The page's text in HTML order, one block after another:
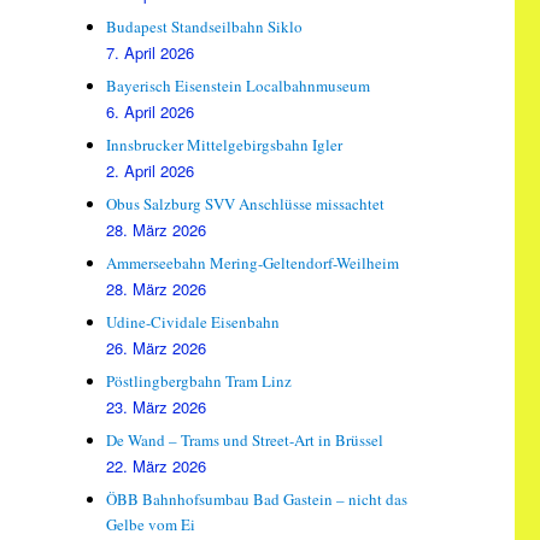
Budapest Standseilbahn Siklo
7. April 2026
Bayerisch Eisenstein Localbahnmuseum
6. April 2026
Innsbrucker Mittelgebirgsbahn Igler
2. April 2026
Obus Salzburg SVV Anschlüsse missachtet
28. März 2026
Ammerseebahn Mering-Geltendorf-Weilheim
28. März 2026
Udine-Cividale Eisenbahn
26. März 2026
Pöstlingbergbahn Tram Linz
23. März 2026
De Wand – Trams und Street-Art in Brüssel
22. März 2026
ÖBB Bahnhofsumbau Bad Gastein – nicht das
Gelbe vom Ei